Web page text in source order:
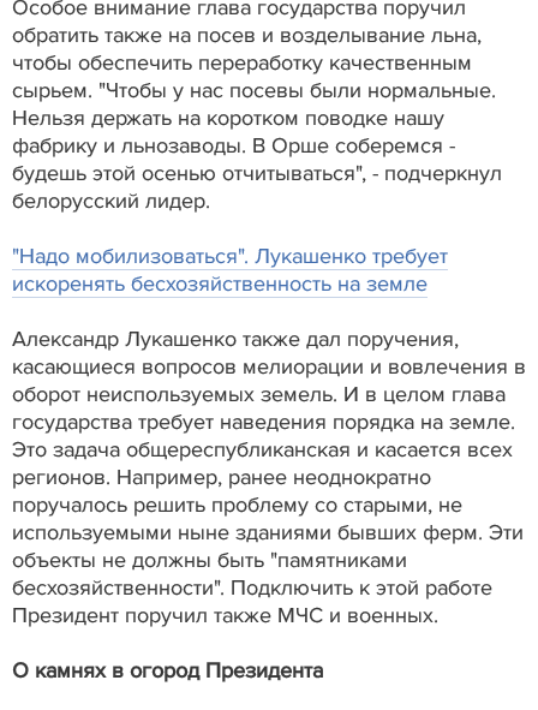
Особое внимание глава государства поручил
обратить также на посев и возделывание льна,
чтобы обеспечить переработку качественным
сырьем. "Чтобы у нас посевы были нормальные.
Нельзя держать на коротком поводке нашу
фабрику и льнозаводы. В Орше соберемся -
будешь этой осенью отчитываться", - подчеркнул
белорусский лидер.
"Надо мобилизоваться". Лукашенко требует
искоренять бесхозяйственность на земле
Александр Лукашенко также дал поручения,
касающиеся вопросов мелиорации и вовлечения в
оборот неиспользуемых земель. И в целом глава
государства требует наведения порядка на земле.
Это задача общереспубликанская и касается всех
регионов. Например, ранее неоднократно
поручалось решить проблему со старыми, не
используемыми ныне зданиями бывших ферм. Эти
объекты не должны быть "памятниками
бесхозяйственности". Подключить к этой работе
Президент поручил также МЧС и военных.
О камнях в огород Президента